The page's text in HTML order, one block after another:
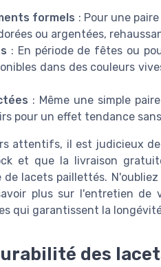
formels : Pour une
ou argentées,
: En période de fêtes ou
dans des couleurs
: Même une simple
pour un effet tendance
attentifs, il est judicieux
et que la livraison
de lacets paillettés.
plus sur l'entretien de
qui garantissent la
des